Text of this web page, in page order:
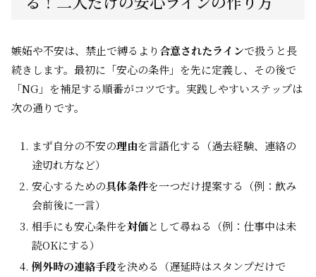
嫉妬や不安は、禁止で縛るより 合意されたラインで扱うと長
続きします。最初に「安心の条件」を先に定義し、その後で
「NG」を補足する順番がコツです。実践しやすいステップは
次の通りです。
まず自分の不安の理由を言語化する（過去経験、連絡の
途切れ方など）
安心するための具体条件を一つだけ提案する（例：飲み
会前後に一言）
相手にも安心条件を対価として尋ねる（例：仕事中は未
読OKにする）
例外時の連絡手段を決める（遅延時はスタンプだけで